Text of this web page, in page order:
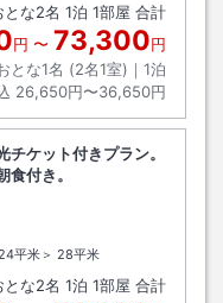
とな2名 1泊 1部屋 合計
円 〜 73,300円
とな1名 (2名1室)｜ 1泊
26,650円〜36,650円
ケット付きプラン。
付き。
平米＞ 28平米
とな2名 1泊 1部屋 合計